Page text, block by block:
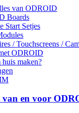
van ODROID
Boards
Start Setjes
/ Touchscreens /
ODROID
huis maken?
van en voor